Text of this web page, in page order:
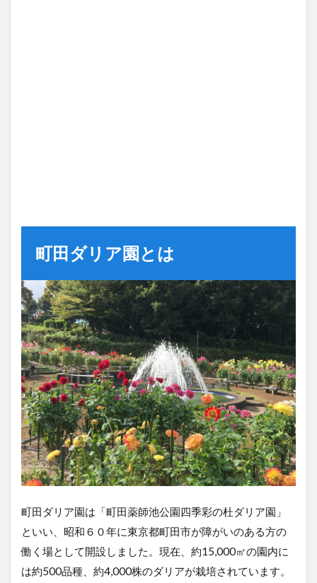
町田ダリア園とは
町田ダリア園は「町田薬師池公園四季彩の杜ダリア園」
といい、昭和６０年に東京都町田市が障がいのある方の
働く場として開設しました。現在、約15,000㎡の園内に
は約500品種、約4,000株のダリアが栽培されています。